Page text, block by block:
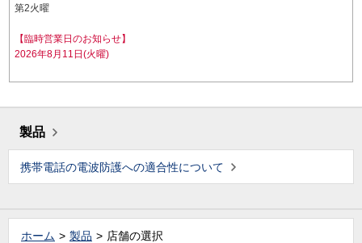
第2火曜
【臨時営業日のお知らせ】
2026年8月11日(火曜)
製品
携帯電話の電波防護への適合性について
ホーム 製品 店舗の選択